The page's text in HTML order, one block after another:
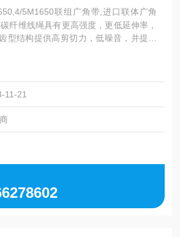
5M1650联组广角带,进口联体广角
纤维线绳具有更高强度，更低延伸率，
型结构提供高剪切力，低噪音，并提高
11-21